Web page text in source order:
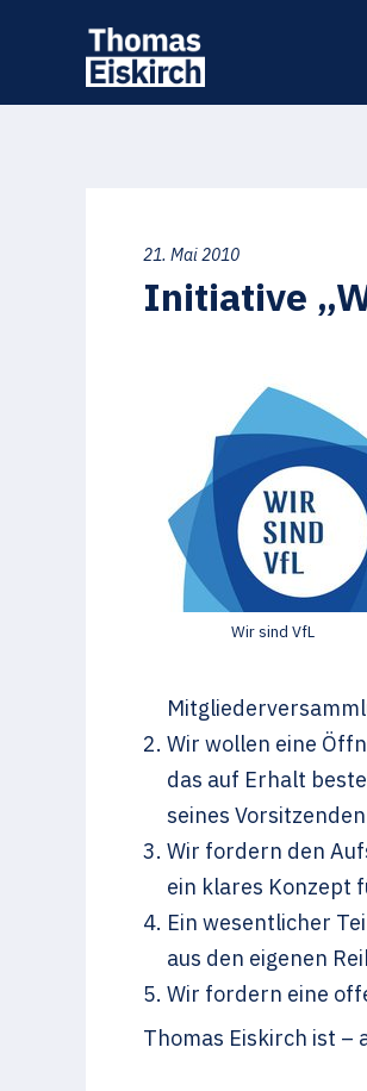
21. Mai 2010
Initiative
Wir sind VfL
Wir wollen eine
das auf Erhalt
seines
Wir fordern den
ein klares Konzept
Ein wesentlicher
aus den eigenen
Wir fordern eine
Thomas Eiskirch ist –